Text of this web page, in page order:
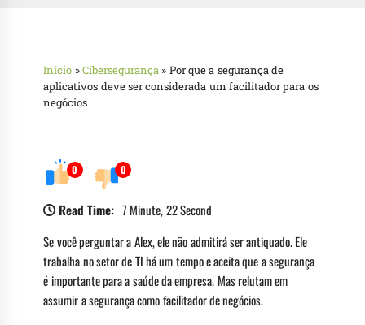
Início »Cibersegurança » Por que a segurança de
aplicativos deve ser considerada um facilitador para os
negócios
0 0
Read Time: 7 Minute, 22 Second
Se você perguntar a Alex, ele não admitirá ser antiquado. Ele
trabalha no setor de TI há um tempo e aceita que a segurança
é importante para a saúde da empresa. Mas relutam em
assumir a segurança como facilitador de negócios.